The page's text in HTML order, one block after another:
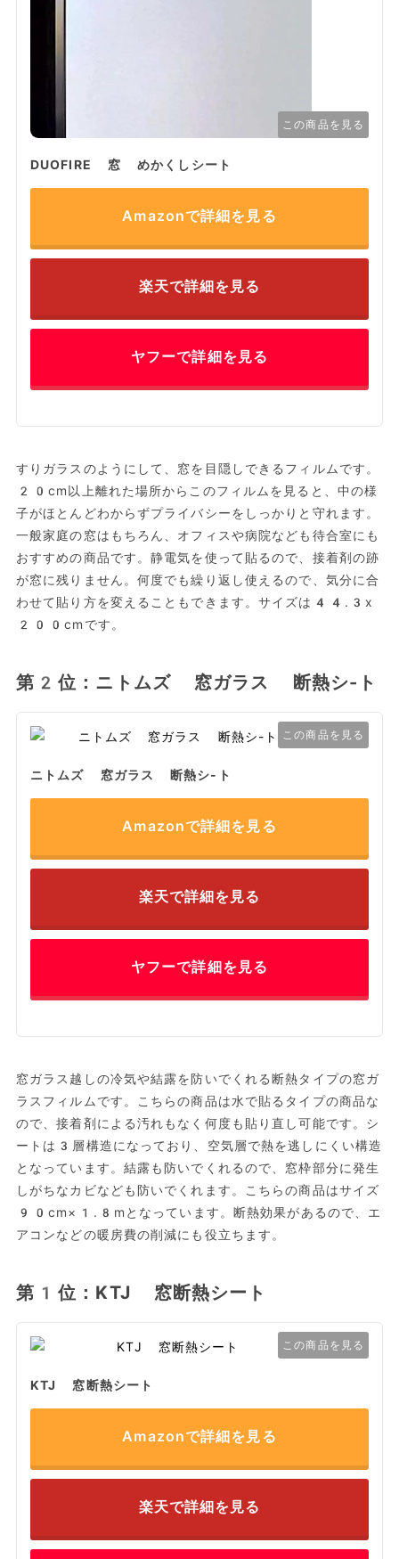
この商品を見る
DUOFIRE 窓 めかくしシート
Amazonで詳細を見る
楽天で詳細を見る
ヤフーで詳細を見る
すりガラスのようにして、窓を目隠しできるフィルムです。
20cm以上離れた場所からこのフィルムを見ると、中の様
子がほとんどわからずプライバシーをしっかりと守れます。
一般家庭の窓はもちろん、オフィスや病院なども待合室にも
おすすめの商品です。静電気を使って貼るので、接着剤の跡
が窓に残りません。何度でも繰り返し使えるので、気分に合
わせて貼り方を変えることもできます。サイズは44.3x
200cmです。
第2位：ニトムズ 窓ガラス 断熱シ-ト
この商品を見る
ニトムズ 窓ガラス 断熱シ-ト
Amazonで詳細を見る
楽天で詳細を見る
ヤフーで詳細を見る
窓ガラス越しの冷気や結露を防いでくれる断熱タイプの窓ガ
ラスフィルムです。こちらの商品は水で貼るタイプの商品な
ので、接着剤による汚れもなく何度も貼り直し可能です。シ
ートは3層構造になっており、空気層で熱を逃しにくい構造
となっています。結露も防いでくれるので、窓枠部分に発生
しがちなカビなども防いでくれます。こちらの商品はサイズ
90cm×1.8mとなっています。断熱効果があるので、エ
アコンなどの暖房費の削減にも役立ちます。
第1位：KTJ 窓断熱シート
この商品を見る
KTJ 窓断熱シート
Amazonで詳細を見る
楽天で詳細を見る